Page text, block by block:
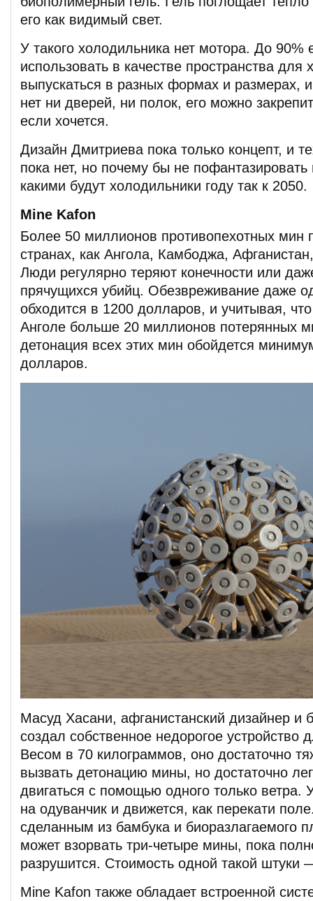
его как видимый свет.
У такого холодильника нет мотора. До 90%
использовать в качестве пространства
выпускаться в разных формах и размерах, и
нет ни дверей, ни полок, его можно
если хочется.
Дизайн Дмитриева пока только концепт, и
пока нет, но почему бы не пофантазировать
какими будут холодильники году так к 2050.
Mine Kafon
Более 50 миллионов противопехотных мин
странах, как Ангола, Камбоджа,
Люди регулярно теряют конечности или
прячущихся убийц. Обезвреживание даже
обходится в 1200 долларов, и учитывая,
Анголе больше 20 миллионов потерянных
детонация всех этих мин обойдется
долларов.
Масуд Хасани, афганистанский дизайнер и
создал собственное недорогое устройство
Весом в 70 килограммов, оно достаточно
вызвать детонацию мины, но достаточно
двигаться с помощью одного только ветра.
на одуванчик и движется, как перекати
сделанным из бамбука и биоразлагаемого
может взорвать три-четыре мины, пока
разрушится. Стоимость одной такой штуки
Mine Kafon также обладает встроенной